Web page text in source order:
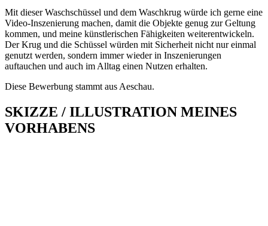
Mit dieser Waschschüssel und dem Waschkrug würde ich gerne eine
Video-Inszenierung machen, damit die Objekte genug zur Geltung
kommen, und meine künstlerischen Fähigkeiten weiterentwickeln.
Der Krug und die Schüssel würden mit Sicherheit nicht nur einmal
genutzt werden, sondern immer wieder in Inszenierungen
auftauchen und auch im Alltag einen Nutzen erhalten.
Diese Bewerbung stammt aus Aeschau.
SKIZZE / ILLUSTRATION MEINES
VORHABENS